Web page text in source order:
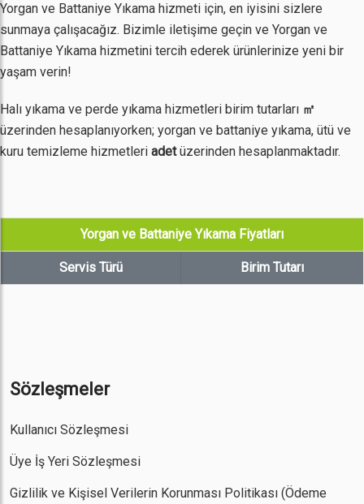
Yorgan ve Battaniye Yıkama hizmeti için, en iyisini sizlere
sunmaya çalışacağız. Bizimle iletişime geçin ve Yorgan ve
Battaniye Yıkama hizmetini tercih ederek ürünlerinize yeni bir
yaşam verin!
Halı yıkama ve perde yıkama hizmetleri birim tutarları ㎡
üzerinden hesaplanıyorken; yorgan ve battaniye yıkama, ütü ve
kuru temizleme hizmetleri adetüzerinden hesaplanmaktadır.
Yorgan ve Battaniye Yıkama Fiyatları
Servis Türü Birim Tutarı
Sözleşmeler
Kullanıcı Sözleşmesi
Üye İş Yeri Sözleşmesi
Gizlilik ve Kişisel Verilerin Korunması Politikası (Ödeme